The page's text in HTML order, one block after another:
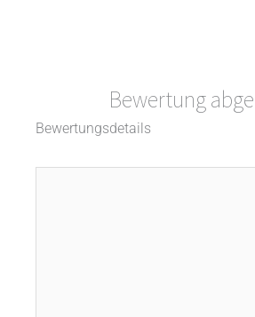
Bewertung
Bewertungsdetails